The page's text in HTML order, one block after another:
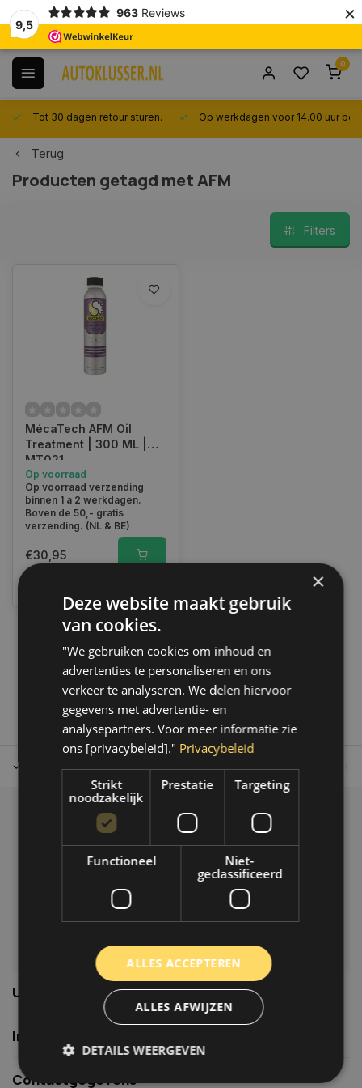
9,5
963 Reviews ×
0
Tot 30 dagen retour sturen. Op werkdagen voor 14.00 uur
Terug
Producten getagd met AFM
Filters
MécaTech AFM Oil
Treatment | 300 ML |
MT021
Op voorraad
Op voorraad verzending
binnen 1 a 2 werkdagen.
Boven de 50,- gratis
verzending. (NL & BE)
€30,95
1
Tot 30 dagen retour sturen. Op werkdagen voor 14.00 uur
Klantenservice
Veelgestelde vragen
06-39119169
info@autoklusser.nl
Usefull links
Informatie
Contactgegevens
×
Deze website maakt gebruik
van cookies.
"We gebruiken cookies om inhoud en
advertenties te personaliseren en ons
verkeer te analyseren. We delen hiervoor
gegevens met advertentie- en
analysepartners. Voor meer informatie zie
ons [privacybeleid]." Privacybeleid
Strikt
noodzakelijk
Prestatie Targeting
Functioneel
Niet-
geclassificeerd
ALLES ACCEPTEREN
ALLES AFWIJZEN
DETAILS WEERGEVEN